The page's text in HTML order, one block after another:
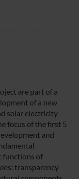
are part of a
of a new
solar electricity
focus of the first 5
and
functions of
transparency